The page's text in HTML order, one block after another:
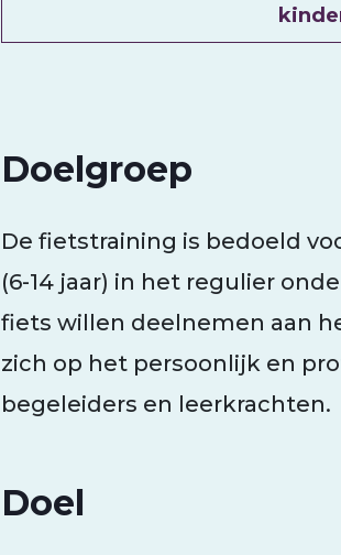
Doelgroep
De fietstraining is bedoeld
(6-14 jaar) in het regulier
fiets willen deelnemen aan
zich op het persoonlijk en
begeleiders en leerkrachten.
Doel